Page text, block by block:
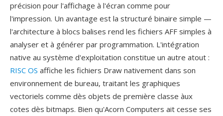
précision pour l'affichage à l'écran comme pour
l'impression. Un avantage est la structuré binaire simple —
l'architecture à blocs balises rend les fichiers AFF simples à
analyser et à générer par programmation. L'intégration
native au système d'exploitation constitue un autre atout :
RISC OS affiche les fichiers Draw nativement dans son
environnement de bureau, traitant les graphiques
vectoriels comme dès objets de première classe àux
cotes dès bitmaps. Bien qu'Acorn Computers ait cesse ses